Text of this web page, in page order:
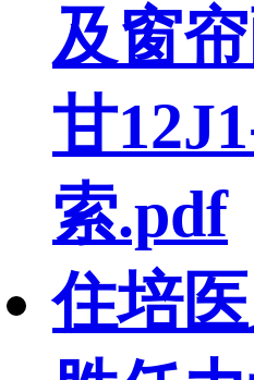
及窗
甘
索.pdf
住培